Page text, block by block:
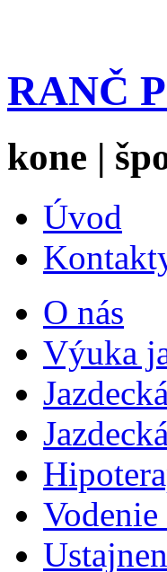
RANČ
kone |
Úvod
O nás
Výuka